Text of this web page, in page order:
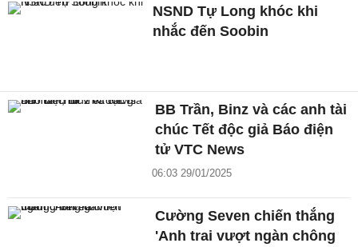
NSND Tự Long khóc khi
nhắc đến Soobin
BB Trần, Binz và các anh tài
chúc Tết độc giả Báo điện
tử VTC News
06:03 29/01/2025
Cường Seven chiến thắng
'Anh trai vượt ngàn chông